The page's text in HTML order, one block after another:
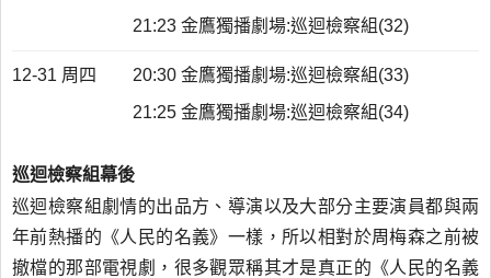
21:23 金鷹獨播劇場:巡迴檢察組(32)
12-31 周四
20:30 金鷹獨播劇場:巡迴檢察組(33)
21:25 金鷹獨播劇場:巡迴檢察組(34)
巡迴檢察組幕後
巡迴檢察組劇情的出品方、導演以及大部分主要演員都與兩
年前熱播的《人民的名義》一樣，所以相對於周梅森之前被
撤檔的那部電視劇，很多觀眾稱其才是真正的《人民的名義